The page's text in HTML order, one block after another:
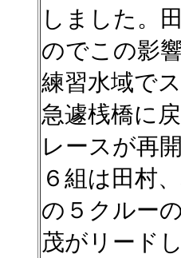
しました。
のでこの影
練習水域で
急遽桟橋に
レースが再
６組は田村
の５クルー
茂がリード